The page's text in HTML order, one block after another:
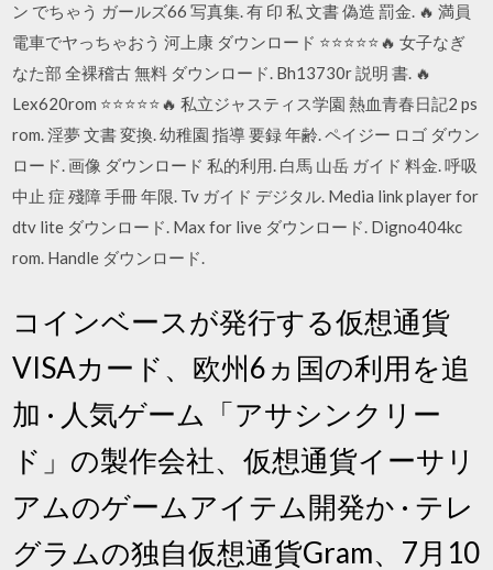
ン でちゃう ガールズ66 写真集. 有 印 私 文書 偽造 罰金. 🔥 満員
電車でヤっちゃおう 河上康 ダウンロード ⭐⭐⭐⭐⭐🔥 女子なぎ
なた部 全裸稽古 無料 ダウンロード. Bh13730r 説明 書. 🔥
Lex620rom ⭐⭐⭐⭐⭐🔥 私立ジャスティス学園 熱血青春日記2 ps
rom. 淫夢 文書 変換. 幼稚園 指導 要録 年齢. ペイジー ロゴ ダウン
ロード. 画像 ダウンロード 私的利用. 白馬 山岳 ガイド 料金. 呼吸
中止 症 殘障 手冊 年限. Tv ガイド デジタル. Media link player for
dtv lite ダウンロード. Max for live ダウンロード. Digno404kc
rom. Handle ダウンロード.
コインベースが発行する仮想通貨
VISAカード、欧州6ヵ国の利用を追
加 · 人気ゲーム「アサシンクリー
ド」の製作会社、仮想通貨イーサリ
アムのゲームアイテム開発か · テレ
グラムの独自仮想通貨Gram、7月10